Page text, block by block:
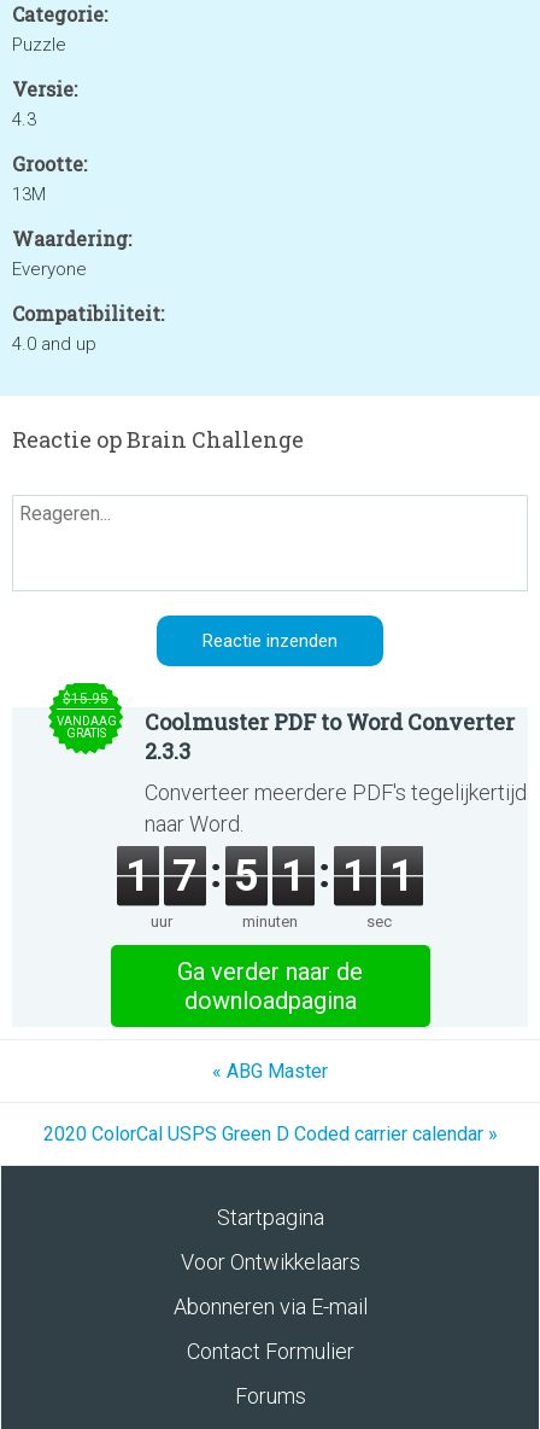
Categorie:
Puzzle
Versie:
4.3
Grootte:
13M
Waardering:
Everyone
Compatibiliteit:
4.0 and up
Reactie op Brain Challenge
$15.95
VANDAAG
GRATIS
Coolmuster PDF to Word Converter
2.3.3
Converteer meerdere PDF's tegelijkertijd
naar Word.
1 7
uur
5 1
minuten
1 1
sec
Ga verder naar de
downloadpagina
« ABG Master
2020 ColorCal USPS Green D Coded carrier calendar »
Startpagina
Voor Ontwikkelaars
Abonneren via E-mail
Contact Formulier
Forums